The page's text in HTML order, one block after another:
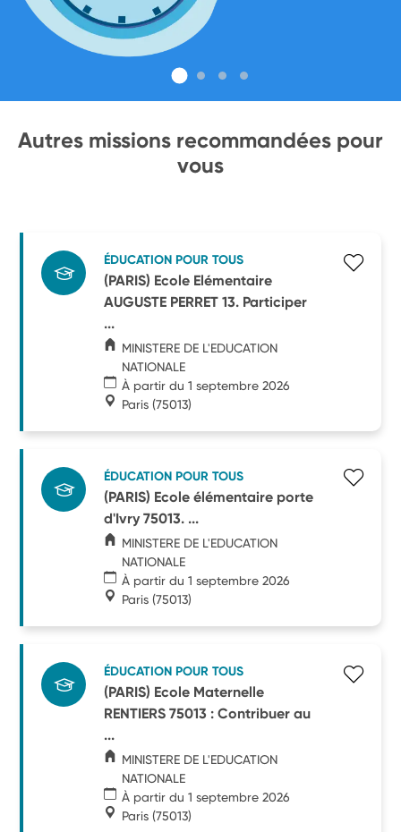
Autres missions recommandées pour
vous
ÉDUCATION POUR TOUS
(PARIS) Ecole Elémentaire
AUGUSTE PERRET 13. Participer
...
MINISTERE DE L'EDUCATION
NATIONALE
À partir du 1 septembre 2026
Paris (75013)
ÉDUCATION POUR TOUS
(PARIS) Ecole élémentaire porte
d'Ivry 75013. ...
MINISTERE DE L'EDUCATION
NATIONALE
À partir du 1 septembre 2026
Paris (75013)
ÉDUCATION POUR TOUS
(PARIS) Ecole Maternelle
RENTIERS 75013 : Contribuer au
...
MINISTERE DE L'EDUCATION
NATIONALE
À partir du 1 septembre 2026
Paris (75013)